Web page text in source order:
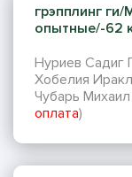
грэпплинг
опытные/-62
Нуриев Садиг
Хобелия
Чубарь
оплата)